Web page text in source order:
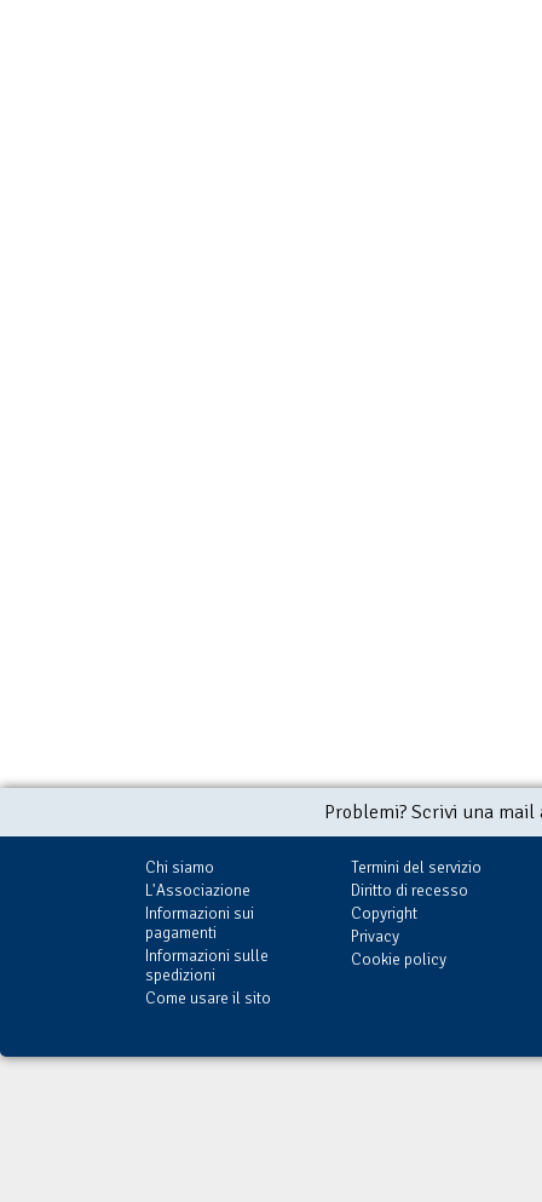
Problemi? Scrivi una
Chi siamo
L'Associazione
Informazioni sui
pagamenti
Informazioni sulle
spedizioni
Come usare il sito
Termini del servizio
Diritto di recesso
Copyright
Privacy
Cookie policy